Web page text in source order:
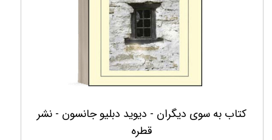
کتاب به سوی دیگران - دیوید دبلیو جانسون - نشر
قطره